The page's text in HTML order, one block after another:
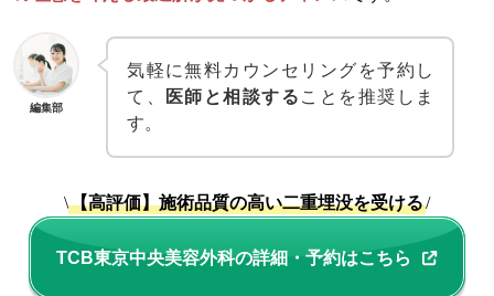
編集部
気軽に無料カウンセリングを予約し
て、
医師と相談する ことを推奨しま
す。
\【高評価】施術品質の高い二重埋没を受ける/
TCB東京中央美容外科の詳細・予約はこちら